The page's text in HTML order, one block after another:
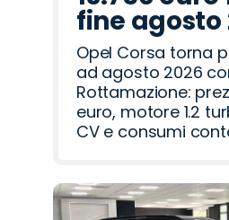
fine agosto
Opel Corsa torna
ad agosto 2026
Rottamazione:
euro, motore 1.2
CV e consumi